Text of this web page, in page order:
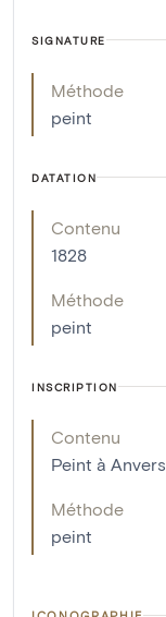
SIGNATURE
Méthode
peint
DATATION
Contenu
1828
Méthode
peint
INSCRIPTION
Contenu
Peint à Anvers
Méthode
peint